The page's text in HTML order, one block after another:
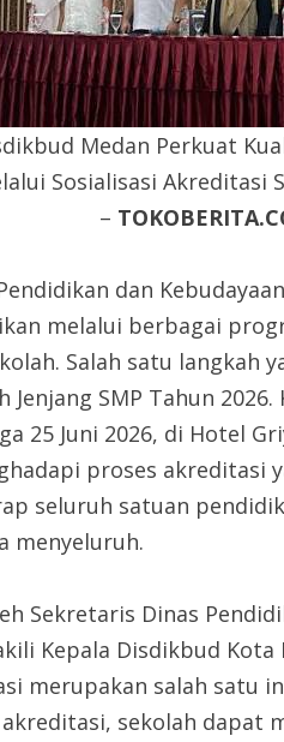
Medan Perkuat
Sosialisasi Akreditasi
–
dan
melalui berbagai
Salah satu langkah
Jenjang SMP Tahun
25 Juni 2026, di Hotel
proses akreditasi
seluruh satuan
menyeluruh.
Sekretaris Dinas
Kepala Disdikbud
merupakan salah satu
sekolah dapat